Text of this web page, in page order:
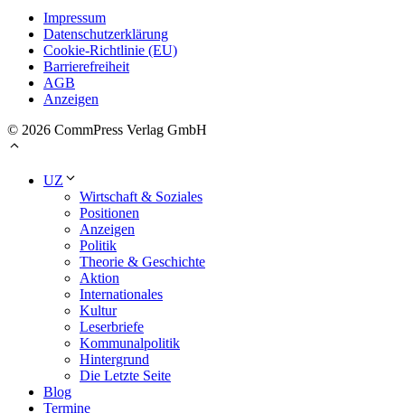
Impressum
Datenschutzerklärung
Cookie-Richtlinie (EU)
Barrierefreiheit
AGB
Anzeigen
© 2026 CommPress Verlag GmbH
UZ
Wirtschaft & Soziales
Positionen
Anzeigen
Politik
Theorie & Geschichte
Aktion
Internationales
Kultur
Leserbriefe
Kommunalpolitik
Hintergrund
Die Letzte Seite
Blog
Termine